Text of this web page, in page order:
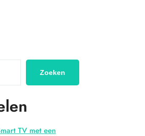
Zoeken
TV met een